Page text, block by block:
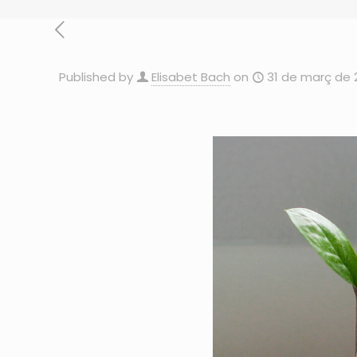
Published by Elisabet Bach on 31 de març de